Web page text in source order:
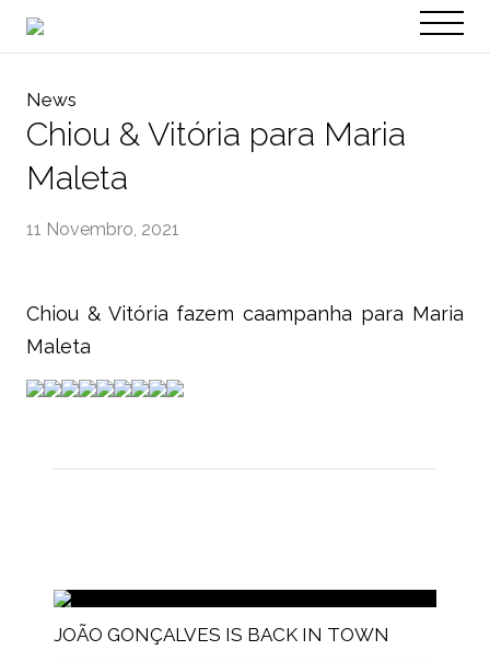
EN
News
Chiou & Vitória para Maria
Maleta
11 Novembro, 2021
Chiou & Vitória fazem caampanha para Maria
Maleta
JOÃO GONÇALVES IS BACK IN TOWN